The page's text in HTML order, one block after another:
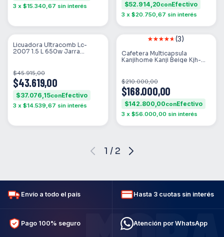
3 x $15.340,67 sin interés $52.914,20con
3 x $20.750,67 sin interés
SIN STOCK
Licuadora Ultracomb Lc-
2007 1.5 L 650w Jarra
$43.619,00
$45.915,00
$37.076,15con
3 x $14.539,67 sin interés
SIN STOCK (3)
Cafetera Multicapsula
Kanjihome Kanji Beige Kjh-
$168.000,00
$210.000,00
$142.800,00con
3 x $56.000,00 sin interés
1 / 2
Envío a todo el país Hasta 3 cuotas sin interés
Pago 100% seguro Atención por WhatsApp